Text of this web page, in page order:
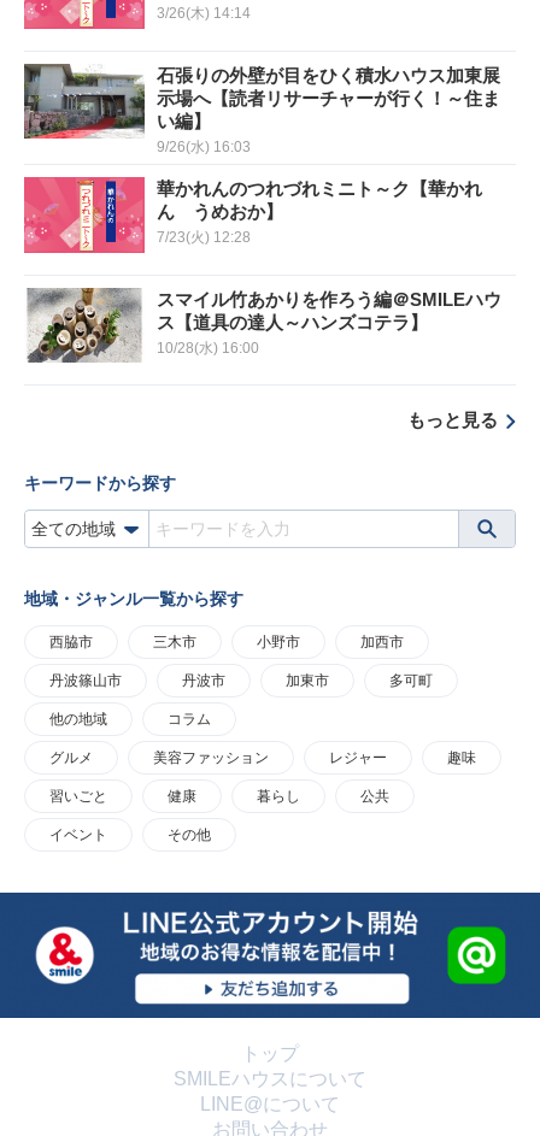
3/26(木) 14:14
石張りの外壁が目をひく積水ハウス加東展
示場へ【読者リサーチャーが行く！～住ま
い編】
9/26(水) 16:03
華かれんのつれづれミニト～ク【華かれ
ん うめおか】
7/23(火) 12:28
スマイル竹あかりを作ろう編＠SMILEハウ
ス【道具の達人～ハンズコテラ】
10/28(水) 16:00
もっと見る
キーワードから探す
地域・ジャンル一覧から探す
西脇市 三木市 小野市 加西市
丹波篠山市 丹波市 加東市 多可町
他の地域 コラム
グルメ 美容ファッション レジャー 趣味
習いごと 健康 暮らし 公共
イベント その他
トップ
SMILEハウスについて
LINE@について
お問い合わせ